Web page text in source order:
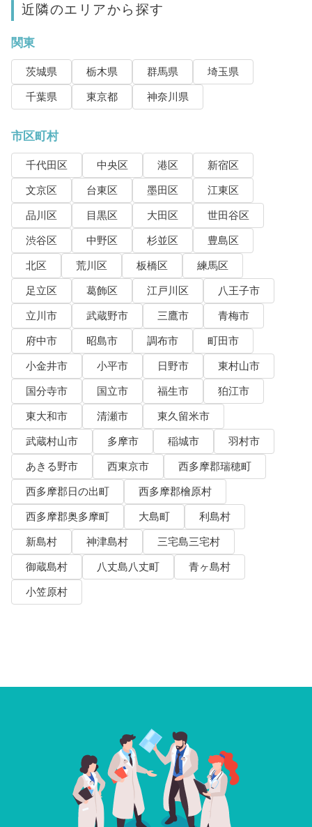
近隣のエリアから探す
関東
茨城県 栃木県 群馬県
埼玉県
千葉県
東京都 神奈川県
市区町村
千代田区 中央区 港区
新宿区
文京区
台東区 墨田区
江東区
品川区
目黒区 大田区
世田谷区
渋谷区
中野区 杉並区
豊島区
北区
荒川区 板橋区
練馬区
足立区
葛飾区 江戸川区
八王子市
立川市
武蔵野市 三鷹市
青梅市
府中市
昭島市 調布市
町田市
小金井市
小平市 日野市
東村山市
国分寺市
国立市 福生市
狛江市
東大和市
清瀬市
東久留米市
武蔵村山市
多摩市 稲城市
羽村市
あきる野市
西東京市
西多摩郡瑞穂町
西多摩郡日の出町
西多摩郡檜原村
西多摩郡奥多摩町
大島町
利島村
新島村
神津島村
三宅島三宅村
御蔵島村
八丈島八丈町
青ヶ島村
小笠原村